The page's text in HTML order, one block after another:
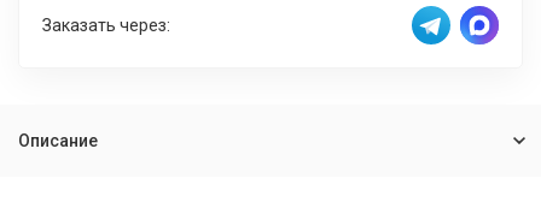
Заказать через:
Описание